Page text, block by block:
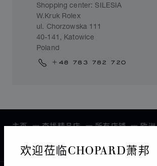
欢迎莅临CHOPARD萧邦
Shopping center: SILESIA
W.Kruk Rolex
ul. Chorzowska 111
40-141, Katowice
Poland
+48 783 782 720
主页 查找精品店 所有店铺 欧洲